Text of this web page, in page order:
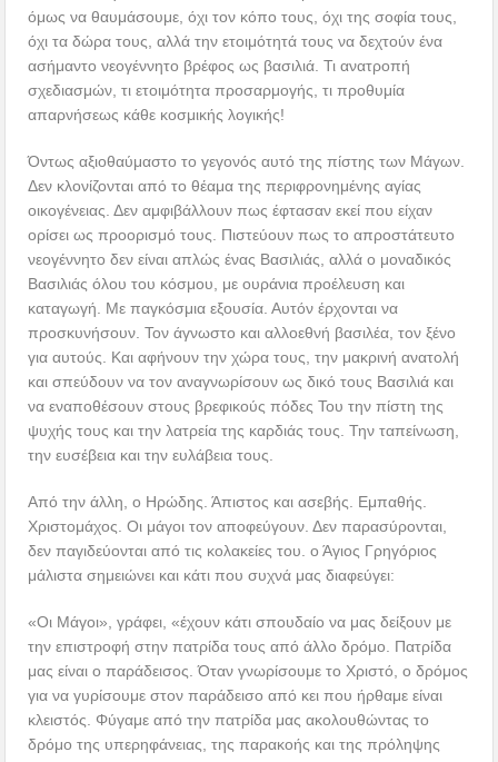
όμως να θαυμάσουμε, όχι τον κόπο τους, όχι της σοφία τους,
όχι τα δώρα τους, αλλά την ετοιμότητά τους να δεχτούν ένα
ασήμαντο νεογέννητο βρέφος ως βασιλιά. Τι ανατροπή
σχεδιασμών, τι ετοιμότητα προσαρμογής, τι προθυμία
απαρνήσεως κάθε κοσμικής λογικής!
Όντως αξιοθαύμαστο το γεγονός αυτό της πίστης των Μάγων.
Δεν κλονίζονται από το θέαμα της περιφρονημένης αγίας
οικογένειας. Δεν αμφιβάλλουν πως έφτασαν εκεί που είχαν
ορίσει ως προορισμό τους. Πιστεύουν πως το απροστάτευτο
νεογέννητο δεν είναι απλώς ένας Βασιλιάς, αλλά ο μοναδικός
Βασιλιάς όλου του κόσμου, με ουράνια προέλευση και
καταγωγή. Με παγκόσμια εξουσία. Αυτόν έρχονται να
προσκυνήσουν. Τον άγνωστο και αλλοεθνή βασιλέα, τον ξένο
για αυτούς. Και αφήνουν την χώρα τους, την μακρινή ανατολή
και σπεύδουν να τον αναγνωρίσουν ως δικό τους Βασιλιά και
να εναποθέσουν στους βρεφικούς πόδες Του την πίστη της
ψυχής τους και την λατρεία της καρδιάς τους. Την ταπείνωση,
την ευσέβεια και την ευλάβεια τους.
Από την άλλη, ο Ηρώδης. Άπιστος και ασεβής. Εμπαθής.
Χριστομάχος. Οι μάγοι τον αποφεύγουν. Δεν παρασύρονται,
δεν παγιδεύονται από τις κολακείες του. ο Άγιος Γρηγόριος
μάλιστα σημειώνει και κάτι που συχνά μας διαφεύγει:
«Οι Μάγοι», γράφει, «έχουν κάτι σπουδαίο να μας δείξουν με
την επιστροφή στην πατρίδα τους από άλλο δρόμο. Πατρίδα
μας είναι ο παράδεισος. Όταν γνωρίσουμε το Χριστό, ο δρόμος
για να γυρίσουμε στον παράδεισο από κει που ήρθαμε είναι
κλειστός. Φύγαμε από την πατρίδα μας ακολουθώντας το
δρόμο της υπερηφάνειας, της παρακοής και της πρόληψης